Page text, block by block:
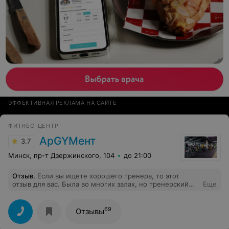
ЭФФЕКТИВНАЯ РЕКЛАМА НА САЙТЕ
ФИТНЕС-ЦЕНТР
3.7 АрGYMент
Минск, пр-т Дзержинского, 104 до 21:00
Отзыв. Если вы ищете хорошего тренера, то этот
отзыв для вас. Была во многих залах, но тренерский
тренируют: смотрят на клиента, записывают
программу, дружелюбные. Сама занимаюсь с Мариной
Самойловой. Не знаю как, но ее тренировку не
пропустишь, никакие оранжевые уровни опасности не
Еще
Отзывы69